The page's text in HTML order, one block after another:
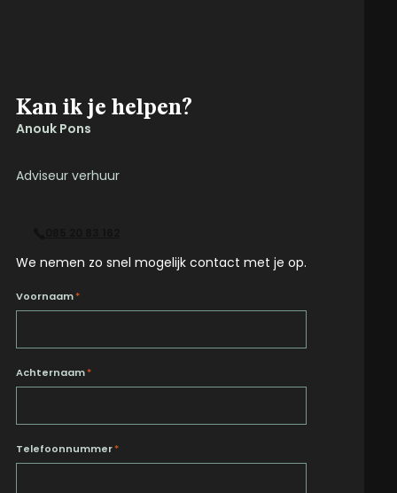
Kan ik je helpen?
Anouk Pons
Adviseur verhuur
We nemen zo snel mogelijk contact met je op.
Voornaam*
Achternaam*
Telefoonnummer*